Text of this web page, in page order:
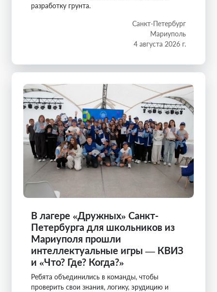
разработку грунта.
Санкт-Петербург
Мариуполь
4 августа 2026 г.
В лагере «Дружных» Санкт-
Петербурга для школьников из
Мариуполя прошли
интеллектуальные игры — КВИЗ
и «Что? Где? Когда?»
Ребята объединились в команды, чтобы
проверить свои знания, логику, эрудицию и